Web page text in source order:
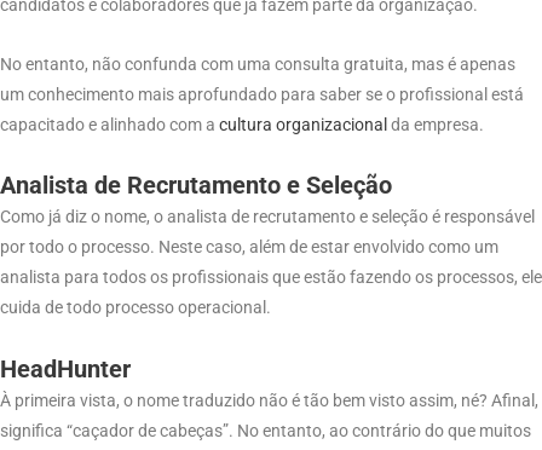
candidatos e colaboradores que já fazem parte da organização.
No entanto, não confunda com uma consulta gratuita, mas é apenas
um conhecimento mais aprofundado para saber se o profissional está
capacitado e alinhado com a cultura organizacionalda empresa.
Analista de Recrutamento e Seleção
Como já diz o nome, o analista de recrutamento e seleção é responsável
por todo o processo. Neste caso, além de estar envolvido como um
analista para todos os profissionais que estão fazendo os processos, ele
cuida de todo processo operacional.
HeadHunter
À primeira vista, o nome traduzido não é tão bem visto assim, né? Afinal,
significa “caçador de cabeças”. No entanto, ao contrário do que muitos